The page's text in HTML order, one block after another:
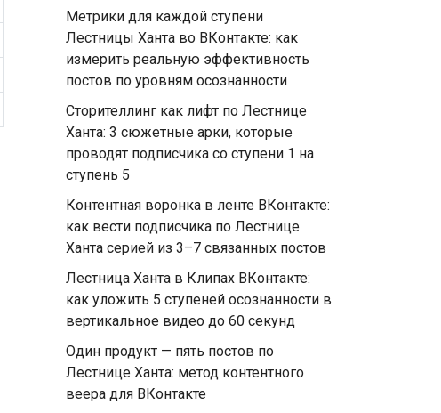
Метрики для каждой ступени
Лестницы Ханта во ВКонтакте: как
измерить реальную эффективность
постов по уровням осознанности
Сторителлинг как лифт по Лестнице
Ханта: 3 сюжетные арки, которые
проводят подписчика со ступени 1 на
ступень 5
Контентная воронка в ленте ВКонтакте:
как вести подписчика по Лестнице
Ханта серией из 3–7 связанных постов
Лестница Ханта в Клипах ВКонтакте:
как уложить 5 ступеней осознанности в
вертикальное видео до 60 секунд
Один продукт — пять постов по
Лестнице Ханта: метод контентного
веера для ВКонтакте